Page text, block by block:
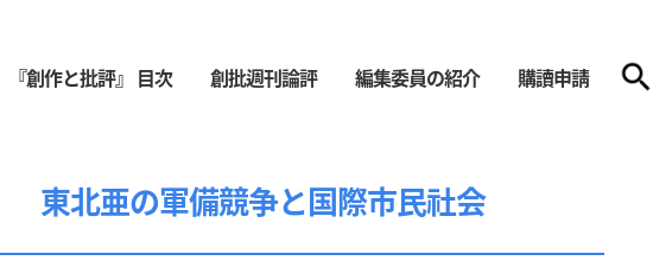
『創作と批評』 目次 創批週刊論評 編集委員の紹介 購讀申請
東北亜の軍備競争と国際市民社会